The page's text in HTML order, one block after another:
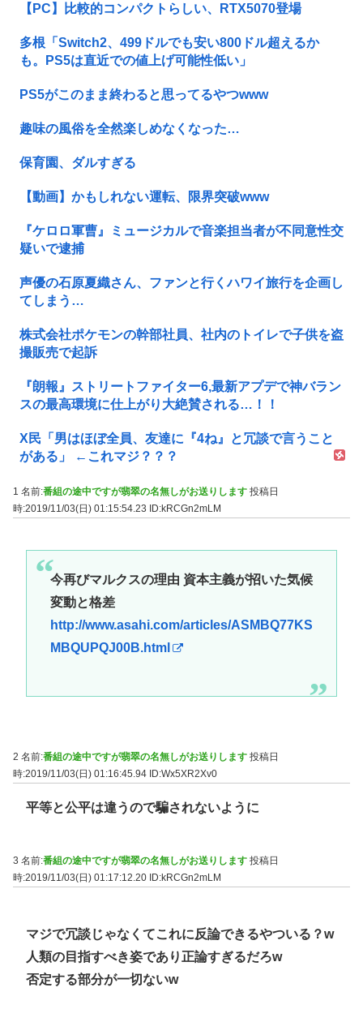
【PC】比較的コンパクトらしい、RTX5070登場
多根「Switch2、499ドルでも安い800ドル超えるか
も。PS5は直近での値上げ可能性低い」
PS5がこのまま終わると思ってるやつwww
趣味の風俗を全然楽しめなくなった…
保育園、ダルすぎる
【動画】かもしれない運転、限界突破www
『ケロロ軍曹』ミュージカルで音楽担当者が不同意性交
疑いで逮捕
声優の石原夏織さん、ファンと行くハワイ旅行を企画し
てしまう…
株式会社ポケモンの幹部社員、社内のトイレで子供を盗
撮販売で起訴
『朗報』ストリートファイター6,最新アプデで神バラン
スの最高環境に仕上がり大絶賛される…！！
X民「男はほぼ全員、友達に『4ね』と冗談で言うこと
がある」 ←これマジ？？？
1 名前:番組の途中ですが翡翠の名無しがお送りします 投稿日
時:2019/11/03(日) 01:15:54.23
ID:kRCGn2mLM
今再びマルクスの理由 資本主義が招いた気候
変動と格差
http://www.asahi.com/articles/ASMBQ77KS
MBQUPQJ00B.html
2 名前:番組の途中ですが翡翠の名無しがお送りします 投稿日
時:2019/11/03(日) 01:16:45.94 ID:Wx5XR2Xv0
平等と公平は違うので騙されないように
3 名前:番組の途中ですが翡翠の名無しがお送りします 投稿日
時:2019/11/03(日) 01:17:12.20 ID:kRCGn2mLM
マジで冗談じゃなくてこれに反論できるやついる？w
人類の目指すべき姿であり正論すぎるだろw
否定する部分が一切ないw